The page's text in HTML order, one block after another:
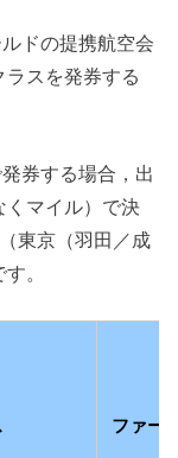
ドの提携航空会
スを発券する
券する場合，出
くマイル）で決
東京（羽田／成
。
ファー